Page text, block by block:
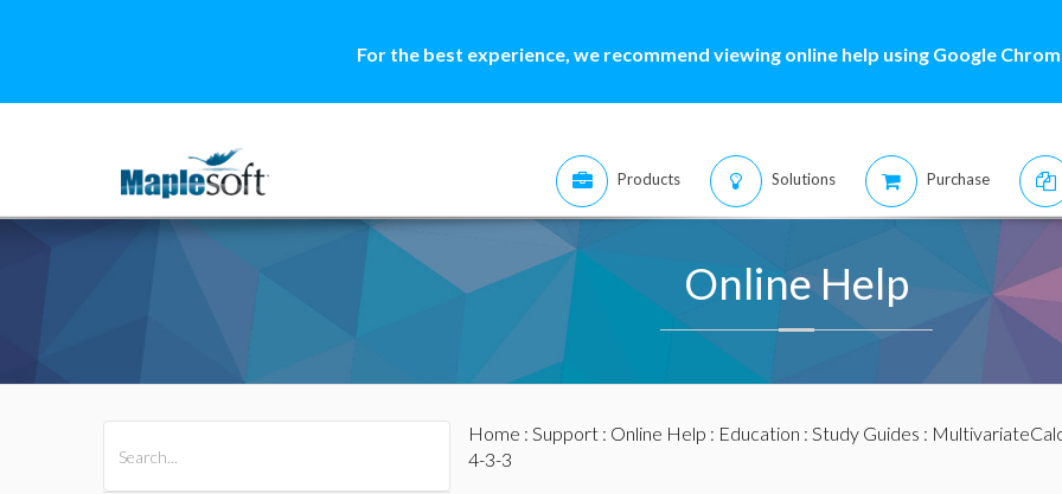
For the best experience, we recommend viewing online help using Google
Products Solutions Purchase
Online Help
Home : Support: Online Help : Education : Study Guides :
4-3-3